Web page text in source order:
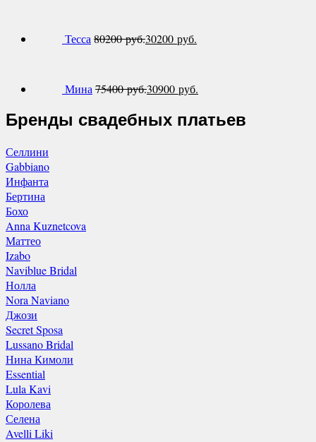
Тесса80200руб.30200 руб.
Мина75400руб.30900 руб.
Бренды свадебных платьев
Селлини
Gabbiano
Инфанта
Бертина
Бохо
Anna Kuznetcova
Маттео
Izabo
Naviblue Bridal
Нолла
Nora Naviano
Джози
Secret Sposa
Lussano Bridal
Нина Кимоли
Essential
Lula Kavi
Королева
Селена
Avelli Liki